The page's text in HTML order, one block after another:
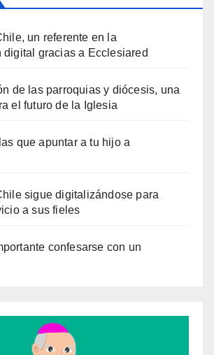
un referente en la
digital gracias a Ecclesiared
de las parroquias y diócesis, una
el futuro de la Iglesia
que apuntar a tu hijo a
sigue digitalizándose para
a sus fieles
confesarse con un